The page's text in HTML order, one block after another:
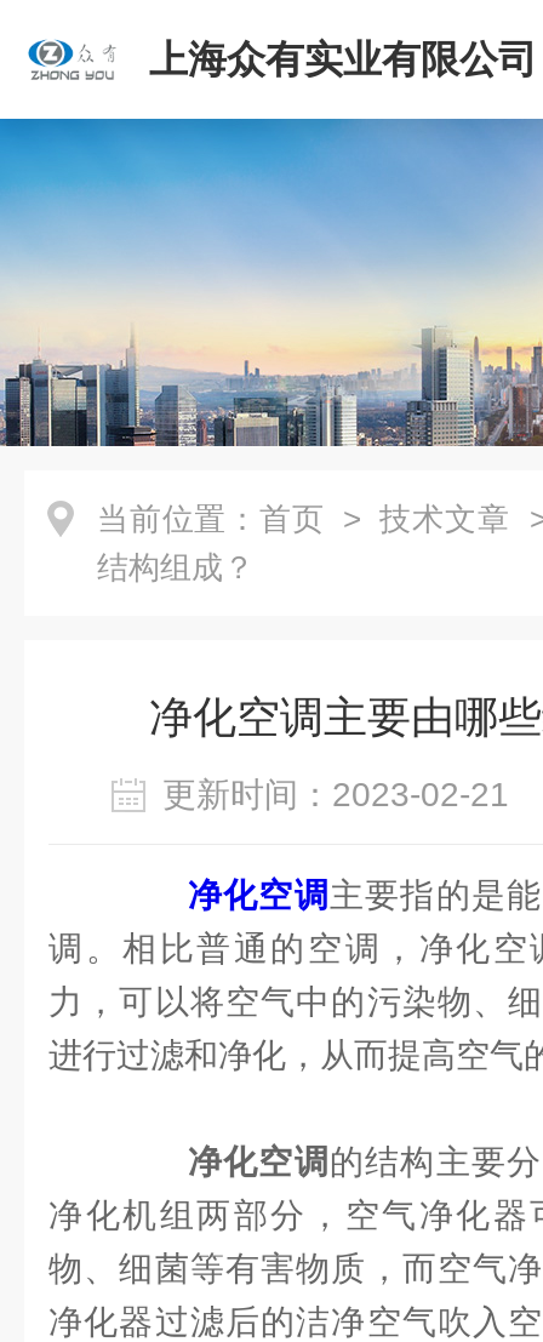
上海众有实业有限公司
当前位置： 首页 > 技术文章
结构组成？
净化空调主要由哪
更新时间：2023-02-
净化空调 主要指的是
调。相比普通的空调，净化空
力，可以将空气中的污染物、
进行过滤和净化，从而提高空气
净化空调 的结构主要
净化机组两部分，空气净化
物、细菌等有害物质，而空气
净化器过滤后的洁净空气吹入